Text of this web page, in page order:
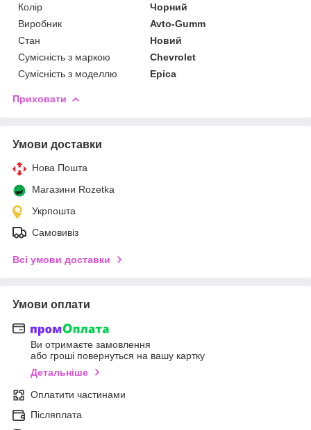
Колір
Чорний
Виробник
Avto-Gumm
Стан
Новий
Сумісність з маркою
Chevrolet
Сумісність з моделлю
Epica
Приховати
Умови доставки
Нова Пошта
Магазини Rozetka
Укрпошта
Самовивіз
Всі умови доставки
Умови оплати
Ви отримаєте замовлення
або гроші повернуться на вашу картку
Детальніше
Оплатити частинами
Післяплата